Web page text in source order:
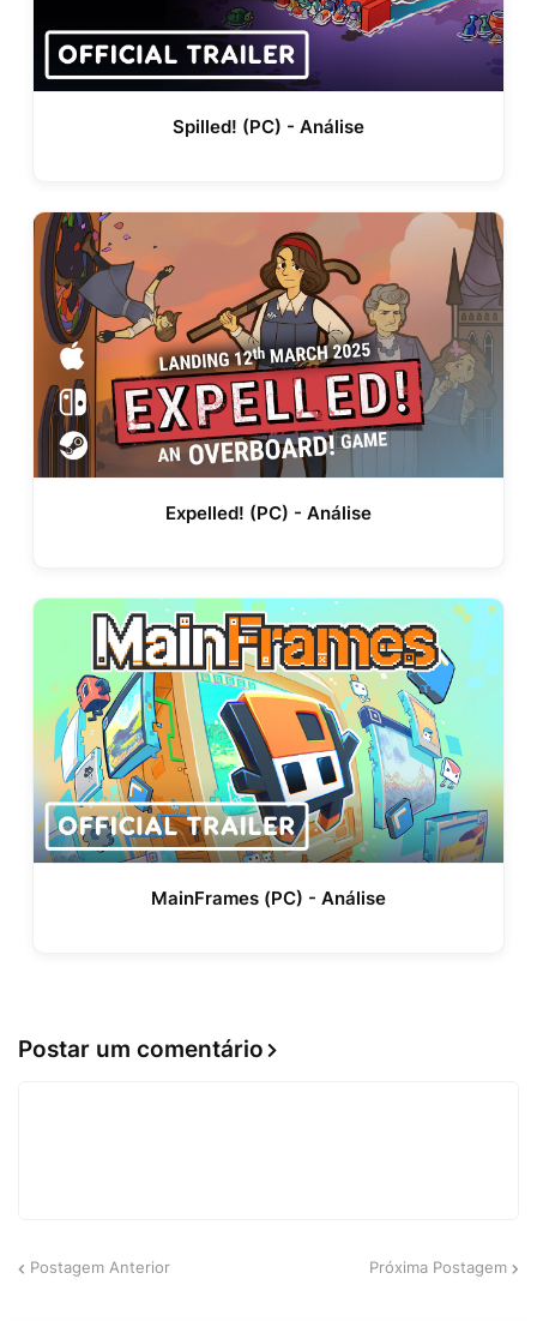
Spilled! (PC) - Análise
Expelled! (PC) - Análise
MainFrames (PC) - Análise
Postar um comentário
Postagem Anterior Próxima Postagem